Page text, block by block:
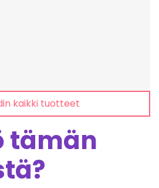
kaikki tuotteet
tämän